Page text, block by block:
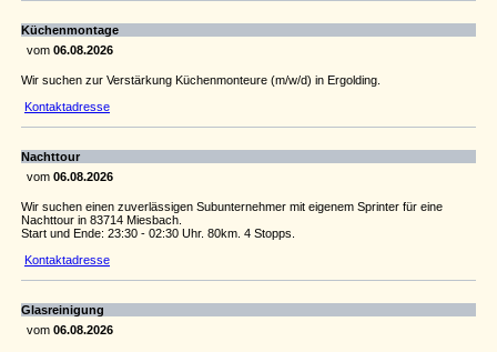
Küchenmontage
vom 06.08.2026
Wir suchen zur Verstärkung Küchenmonteure (m/w/d) in Ergolding.
Kontaktadresse
Nachttour
vom 06.08.2026
Wir suchen einen zuverlässigen Subunternehmer mit eigenem Sprinter für eine
Nachttour in 83714 Miesbach.
Start und Ende: 23:30 - 02:30 Uhr. 80km. 4 Stopps.
Kontaktadresse
Glasreinigung
vom 06.08.2026